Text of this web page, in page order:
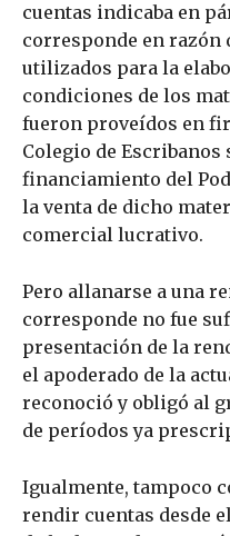
cuentas indicaba en
corresponde en razón
utilizados para la
condiciones de los
fueron proveídos en
Colegio de
financiamiento del
la venta de dicho
comercial lucrativo.
Pero allanarse a una
corresponde no fue
presentación de la
el apoderado de la
reconoció y obligó al
de períodos ya
Igualmente, tampoco
rendir cuentas desde